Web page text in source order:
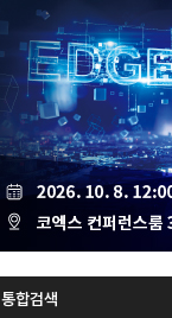
통합검색